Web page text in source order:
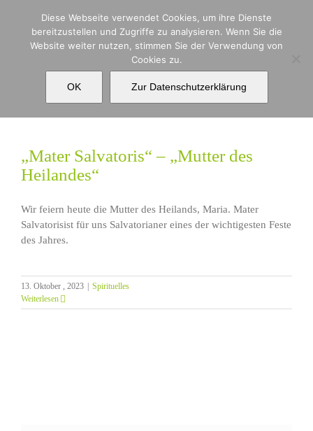
springen
Marienverehrung
„Mater Salvatoris“ – „Mutter des
Heilandes“
Wir feiern heute die Mutter des Heilands, Maria. Mater
Salvatorisist für uns Salvatorianer eines der wichtigesten Feste
des Jahres.
13. Oktober , 2023
Spirituelles
Weiterlesen
Diese Webseite verwendet Cookies, um ihre Dienste
bereitzustellen und Zugriffe zu analysieren. Wenn Sie die
Website weiter nutzen, stimmen Sie der Verwendung von
Cookies zu.
OK Zur Datenschutzerklärung